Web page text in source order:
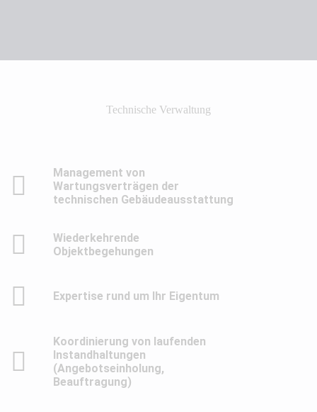
Technische Verwaltung
Management von
Wartungsverträgen der
technischen Gebäudeausstattung
Wiederkehrende
Objektbegehungen
Expertise rund um Ihr Eigentum
Koordinierung von laufenden
Instandhaltungen
(Angebotseinholung,
Beauftragung)